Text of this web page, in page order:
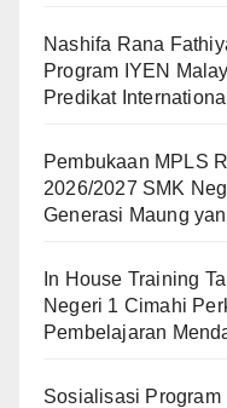
Nashifa Rana
Program IYEN
Predikat
Pembukaan MPLS
2026/2027 SMK
Generasi Maung
In House Training
Negeri 1 Cimahi
Pembelajaran
Sosialisasi Program